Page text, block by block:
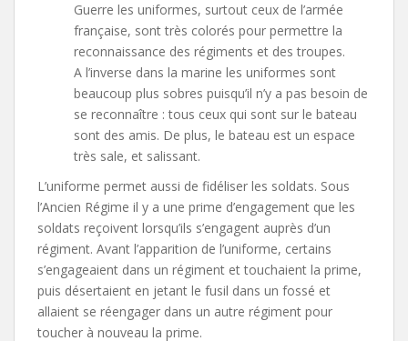
Guerre les uniformes, surtout ceux de l’armée
française, sont très colorés pour permettre la
reconnaissance des régiments et des troupes.
A l’inverse dans la marine les uniformes sont
beaucoup plus sobres puisqu’il n’y a pas besoin de
se reconnaître : tous ceux qui sont sur le bateau
sont des amis. De plus, le bateau est un espace
très sale, et salissant.
L’uniforme permet aussi de fidéliser les soldats. Sous
l’Ancien Régime il y a une prime d’engagement que les
soldats reçoivent lorsqu’ils s’engagent auprès d’un
régiment. Avant l’apparition de l’uniforme, certains
s’engageaient dans un régiment et touchaient la prime,
puis désertaient en jetant le fusil dans un fossé et
allaient se réengager dans un autre régiment pour
toucher à nouveau la prime.